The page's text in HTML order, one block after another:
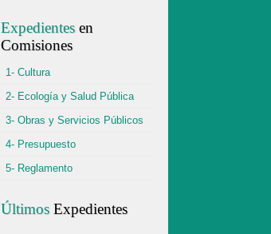
Expedientesen
Comisiones
1- Cultura
2- Ecología y Salud Pública
3- Obras y Servicios Públicos
4- Presupuesto
5- Reglamento
ÚltimosExpedientes